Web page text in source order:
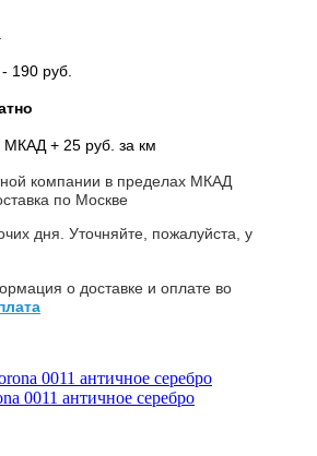
- 190 руб.
МКАД + 25 руб. за км
компании в пределах МКАД
по Москве
дня. Уточняйте, пожалуйста, у
о доставке и оплате во
0011 античное серебро